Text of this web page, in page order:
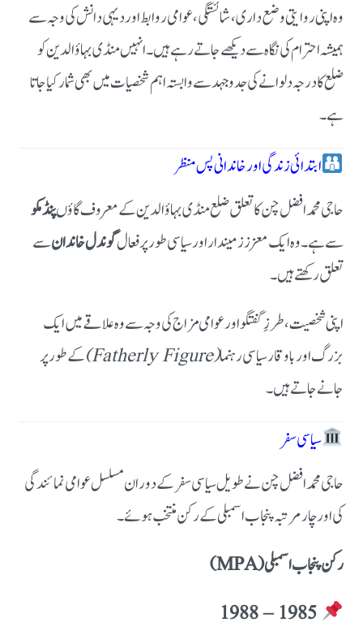
وہ اپنی روایتی وضع داری، شائستگی، عوامی روابط اور دیہی دانش کی وجہ سے
ہمیشہ احترام کی نگاہ سے دیکھے جاتے رہے ہیں۔ انہیں منڈی بہاؤالدین کو
ضلع کا درجہ دلوانے کی جدوجہد سے وابستہ اہم شخصیات میں بھی شمار کیا جاتا
ہے۔
ابتدائی زندگی اور خاندانی پس منظر
حاجی محمد افضل چن کا تعلق ضلع منڈی بہاؤالدین کے معروف گاؤںپنڈ مکو
سے ہے۔ وہ ایک معزز زمیندار اور سیاسی طور پر فعالگوندل خاندانسے
تعلق رکھتے ہیں۔
اپنی شخصیت، طرزِ گفتگو اور عوامی مزاج کی وجہ سے وہ علاقے میں ایک
بزرگ اور باوقار سیاسی رہنما(Fatherly Figure)
کے طور پر
جانے جاتے ہیں۔
سیاسی سفر
حاجی محمد افضل چن نے طویل سیاسی سفر کے دوران مسلسل عوامی نمائندگی
کی اور چار مرتبہ پنجاب اسمبلی کے رکن منتخب ہوئے۔
رکن پنجاب اسمبلی (MPA)
1985 – 1988